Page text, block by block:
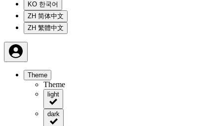
KO 한국어
ZH 简体中文
ZH 繁體中文
Theme
Theme
light
dark